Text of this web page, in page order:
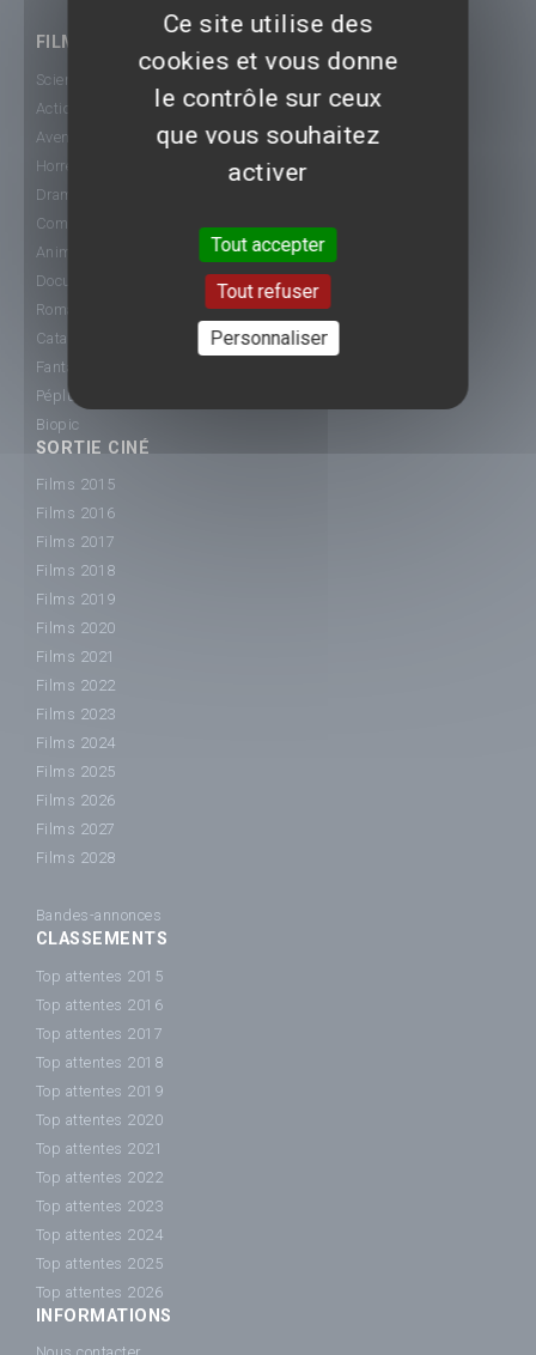
FILMS
Science-Fiction
Action
Aventure
Horreur
Drame
Comédie
Animation
Documentaire
Romance
Catastrophe
Fantastique
Péplum
Biopic
SORTIE CINÉ
Films 2015
Films 2016
Films 2017
Films 2018
Films 2019
Films 2020
Films 2021
Films 2022
Films 2023
Films 2024
Films 2025
Films 2026
Films 2027
Films 2028
Bandes-annonces
CLASSEMENTS
Top attentes 2015
Top attentes 2016
Top attentes 2017
Top attentes 2018
Top attentes 2019
Top attentes 2020
Top attentes 2021
Top attentes 2022
Top attentes 2023
Top attentes 2024
Top attentes 2025
Top attentes 2026
INFORMATIONS
Ce site utilise des
cookies et vous donne
le contrôle sur ceux
que vous souhaitez
activer
Tout accepter
Tout refuser
Personnaliser